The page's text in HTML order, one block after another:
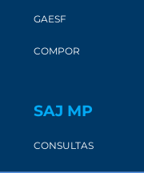
GAESF
COMPOR
SAJ MP
CONSULTAS